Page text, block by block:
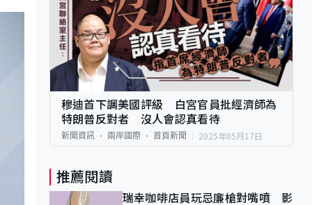
穆迪首下調美國評級 白宮官員批經濟師為
特朗普反對者 沒人會認真看待
新聞資訊 兩岸國際 首頁新聞 2025年05月17日
推薦閱讀
瑞幸咖啡店員玩忌廉槍對嘴噴 影